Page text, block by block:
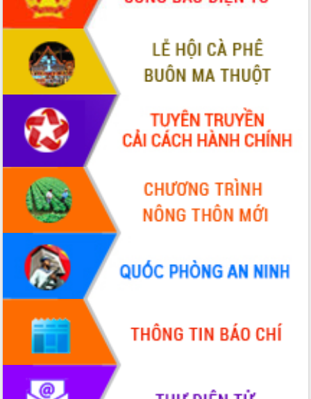
món ăn từ sầu riêng
Đắk Lắk công bố Quy hoạch và xúc
Ngành cá ngừ Đắk Lắk chủ động thích
ứng để giữ vững thị trường xuất khẩu
Diễn đàn Kinh tế tư nhân Việt Nam đột
phá cơ chế - Hợp tác công tư
Đề án 06 tạo bước ngoặt đột phá trong
cải cách hành chính tỉnh Đắk Lắk
Kết nối tour, đẩy mạnh chuyển đổi số
để phát triển du lịch Đắk Lắk
Khởi động Dự án Đầu tư xây dựng hạ
tầng kỹ thuật Cụm công nghiệp Tân
Tiến
Gặp mặt các cơ quan báo chí nhân Kỷ
niệm 101 năm Ngày Báo chí Cách
mạng Việt Nam
Đắk Lắk sơ kết 4 năm triển khai thực
hiện Đề án 06 của Chính phủ
Họp báo thông tin về Hội nghị Công bố
Quy hoạch và Xúc tiến đầu tư tỉnh Đắk
Khơi thông điểm nghẽn, đẩy nhanh
giải ngân vốn khắc phục thiên tai
HĐND tỉnh thông qua điều chỉnh Quy
hoạch tỉnh thời kỳ 2021-2030